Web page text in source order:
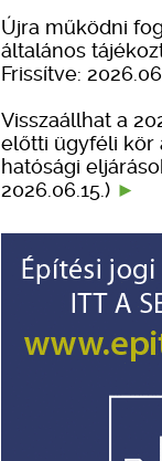
Újra működni
általános
Frissítve:
Visszaállhat a
előtti ügyféli kör
hatósági
2026.06.15.)